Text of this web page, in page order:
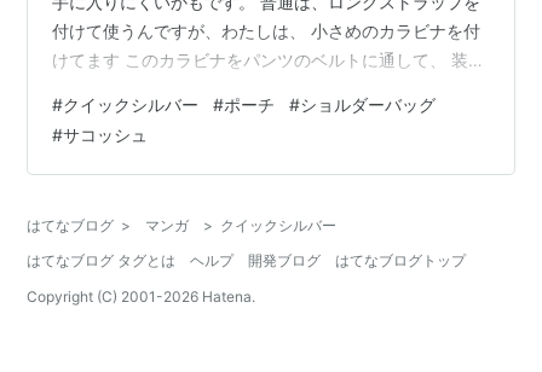
付けて使うんですが、わたしは、 小さめのカラビナを付
けてます このカラビナをパンツのベルトに通して、 装着
として使っとります。 かなり前に mo-gadget-no-
fan.hatenablog.com これを買ったんですが、現在は使っ
とりません。 それは、 ・ホックが外れるとポーチが落ち
ね。 このまま使わないのは、…
#クイックシルバー #ポーチ #ショルダーバッグ
#サコッシュ
はてなブログ > マンガ > クイックシルバー
はてなブログ タグとは
ヘルプ 開発ブログ
はてなブログトップ
Copyright (C) 2001-2026 Hatena.